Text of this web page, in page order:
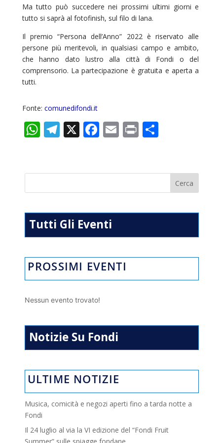
Ma tutto può succedere nei prossimi ultimi giorni e
tutto si saprà al fotofinish, sul filo di lana.
Il premio “Persona dell’Anno” 2022 è riservato alle
persone più meritevoli, in qualsiasi campo e ambito,
che hanno dato lustro alla città di Fondi o del
comprensorio. La partecipazione è gratuita e aperta a
tutti.
Fonte: comunedifondi.it
W
s
A
p
p
T
gr
a
m
X F
b
o
o
k
E
l
PrC
di
vi
di
Tutti Gli Eventi
PROSSIMI EVENTI
Nessun evento trovato!
Notizie Su Fondi
ULTIME NOTIZIE
Musica, comicità e negozi aperti fino a tarda notte a
Fondi
Il 24 luglio al via la VI edizione del “Fondi Fruit